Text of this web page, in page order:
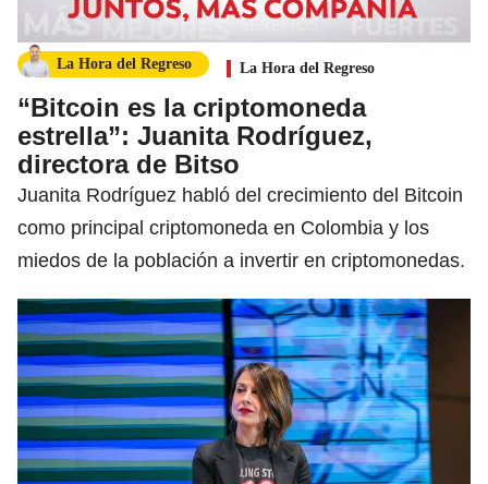
La Hora del Regreso La Hora del Regreso
“Bitcoin es la criptomoneda
estrella”: Juanita Rodríguez,
directora de Bitso
Juanita Rodríguez habló del crecimiento del Bitcoin
como principal criptomoneda en Colombia y los
miedos de la población a invertir en criptomonedas.